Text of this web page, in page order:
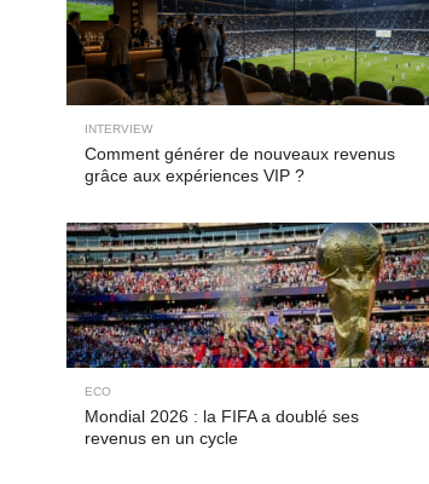
INTERVIEW
Comment générer de nouveaux revenus
grâce aux expériences VIP ?
ECO
Mondial 2026 : la FIFA a doublé ses
revenus en un cycle